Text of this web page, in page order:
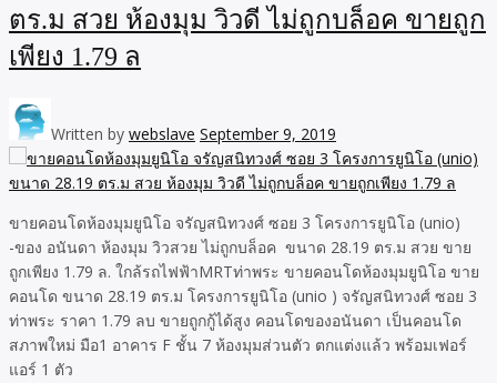
ตร.ม สวย ห้องมุม วิวดี ไม่ถูกบล็อค ขายถูก
เพียง 1.79 ล
Written by webslave September 9, 2019
ขายคอนโดห้องมุมยูนิโอ จรัญสนิทวงศ์ ซอย 3 โครงการยูนิโอ (unio)
-ของ อนันดา ห้องมุม วิวสวย ไม่ถูกบล็อค ขนาด 28.19 ตร.ม สวย ขาย
ถูกเพียง 1.79 ล. ใกล้รถไฟฟ้าMRTท่าพระ ขายคอนโดห้องมุมยูนิโอ ขาย
คอนโด ขนาด 28.19 ตร.ม โครงการยูนิโอ (unio ) จรัญสนิทวงศ์ ซอย 3
ท่าพระ ราคา 1.79 ลบ ขายถูกกู้ได้สูง คอนโดของอนันดา เป็นคอนโด
สภาพใหม่ มือ1 อาคาร F ชั้น 7 ห้องมุมส่วนตัว ตกแต่งแล้ว พร้อมเฟอร์
แอร์ 1 ตัว